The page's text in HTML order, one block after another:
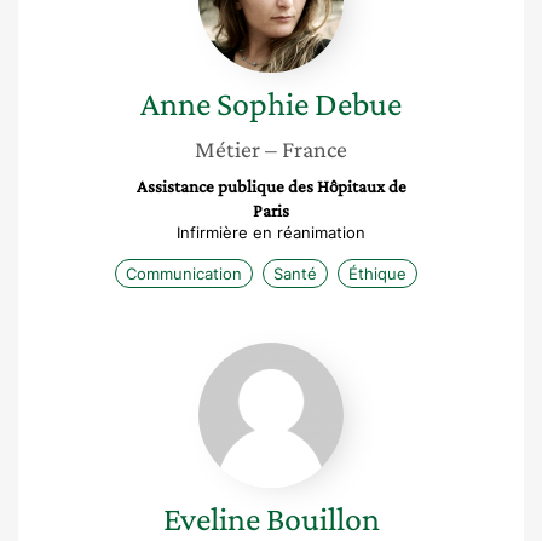
Anne SophieDebue
Métier– France
Assistance publique des Hôpitaux de
Paris
Infirmière en réanimation
Communication Santé Éthique
Eveline
Bouillon
Eveline Bouillon